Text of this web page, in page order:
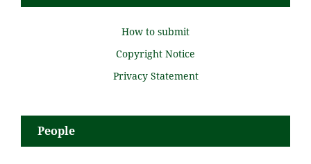
How to submit
Copyright Notice
Privacy Statement
People